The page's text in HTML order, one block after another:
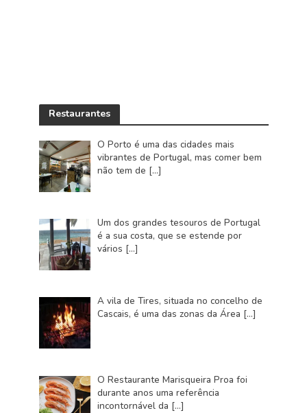
Restaurantes
O Porto é uma das cidades mais
vibrantes de Portugal, mas comer bem
não tem de […]
Um dos grandes tesouros de Portugal
é a sua costa, que se estende por
vários […]
A vila de Tires, situada no concelho de
Cascais, é uma das zonas da Área […]
O Restaurante Marisqueira Proa foi
durante anos uma referência
incontornável da […]